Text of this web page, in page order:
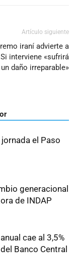
Artículo siguiente
iraní advierte a
Si interviene «sufrirá
un daño irreparable»
el Paso
generacional
de INDAP
cae al 3,5%
Banco Central